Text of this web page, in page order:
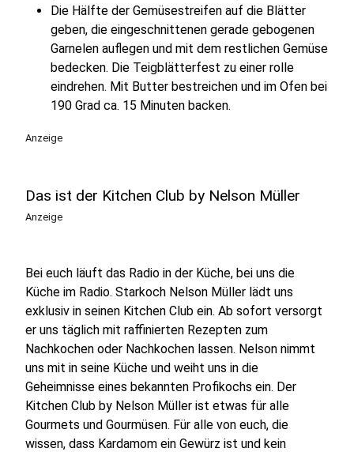
Die Hälfte der Gemüsestreifen auf die Blätter
geben, die eingeschnittenen gerade gebogenen
Garnelen auflegen und mit dem restlichen Gemüse
bedecken. Die Teigblätterfest zu einer rolle
eindrehen. Mit Butter bestreichen und im Ofen bei
190 Grad ca. 15 Minuten backen.
Anzeige
Das ist der Kitchen Club by Nelson Müller
Anzeige
Bei euch läuft das Radio in der Küche, bei uns die
Küche im Radio. Starkoch Nelson Müller lädt uns
exklusiv in seinen Kitchen Club ein. Ab sofort versorgt
er uns täglich mit raffinierten Rezepten zum
Nachkochen oder Nachkochen lassen. Nelson nimmt
uns mit in seine Küche und weiht uns in die
Geheimnisse eines bekannten Profikochs ein. Der
Kitchen Club by Nelson Müller ist etwas für alle
Gourmets und Gourmüsen. Für alle von euch, die
wissen, dass Kardamom ein Gewürz ist und kein